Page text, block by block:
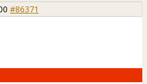
#86371